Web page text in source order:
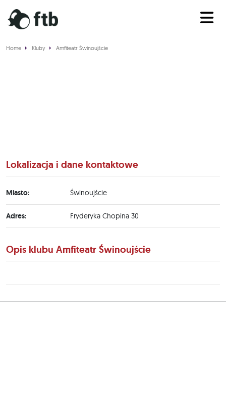
Home Kluby Amfiteatr Świnoujście
Lokalizacja i dane kontaktowe
Miasto: Świnoujście
Adres: Fryderyka Chopina 30
Opis klubu Amfiteatr Świnoujście